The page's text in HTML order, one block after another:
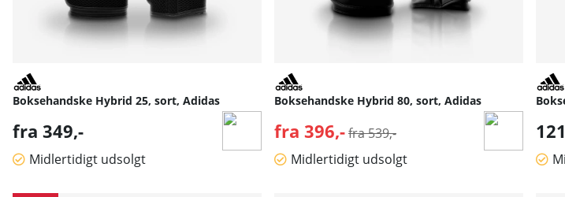
Boksehandske Hybrid 25, sort, Adidas
fra 349,-
Midlertidigt udsolgt
Boksehandske Hybrid 80, sort, Adidas
fra 396,-Normalpris:
fra 539,-
Midlertidigt udsolgt